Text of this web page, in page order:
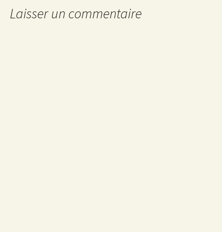
articles
Laisser un commentaire